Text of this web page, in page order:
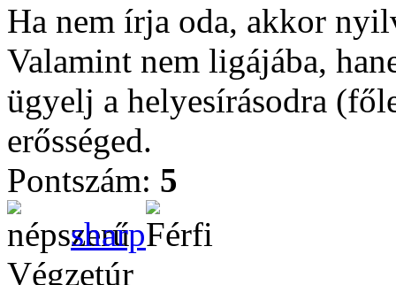
Ha nem írja oda, akkor
Valamint nem ligájába,
ügyelj a helyesírásodra
erősséged.
Pontszám: 5
sharp
Végzetúr